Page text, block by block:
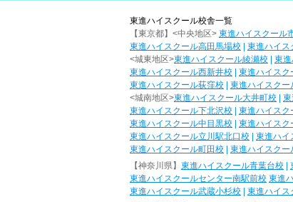
東進ハイスクール校舎一覧
【東京都】<中央地区> 東進ハイスクール
東進ハイスクール高田馬場校
東進ハイス
<城東地区>東進ハイスクール綾瀬校 東
東進ハイスクール西新井校
東進ハイスク
東進ハイスクール荻窪校
東進ハイスクー
<城南地区>東進ハイスクール大井町校
東進ハイスクール下北沢校
東進ハイスク
東進ハイスクール中目黒校
東進ハイスク
東進ハイスクール立川駅北口校
東進ハイ
東進ハイスクール町田校
東進ハイスクー
【神奈川県】 東進ハイスクール青葉台校
東進ハイスクールセンター南駅前校 東進
東進ハイスクール武蔵小杉校
東進ハイス